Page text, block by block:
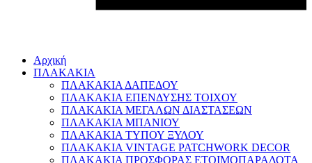
Αρχική
ΠΛΑΚΑΚΙΑ
ΠΛΑΚΑΚΙΑ ΔΑΠΕΔΟΥ
ΠΛΑΚΑΚΙΑ ΕΠΕΝΔΥΣΗΣ ΤΟΙΧΟΥ
ΠΛΑΚΑΚΙΑ ΜΕΓΑΛΩΝ ΔΙΑΣΤΑΣΕΩΝ
ΠΛΑΚΑΚΙΑ ΜΠΑΝΙΟΥ
ΠΛΑΚΑΚΙΑ ΤΥΠΟΥ ΞΥΛΟΥ
ΠΛΑΚΑΚΙΑ VINTAGE PATCHWORK DECOR
ΠΛΑΚΑΚΙΑ ΠΡΟΣΦΟΡΑΣ ΕΤΟΙΜΟΠΑΡΑΔΟΤΑ